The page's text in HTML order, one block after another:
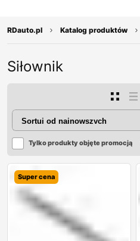
RDauto.pl Katalog produktów
Siłownik
Tylko produkty objęte promocją
Super cena